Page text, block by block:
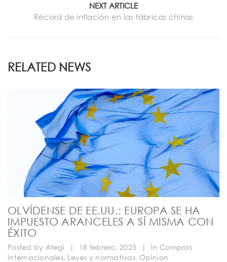
NEXT ARTICLE
Récord de inflación en las fábricas chinas
RELATED NEWS
OLVÍDENSE DE EE.UU.: EUROPA SE HA
IMPUESTO ARANCELES A SÍ MISMA CON
ÉXITO
Posted by Ategi | 18 febrero, 2025 | In Compras
internacionales, Leyes y normativas, Opinion